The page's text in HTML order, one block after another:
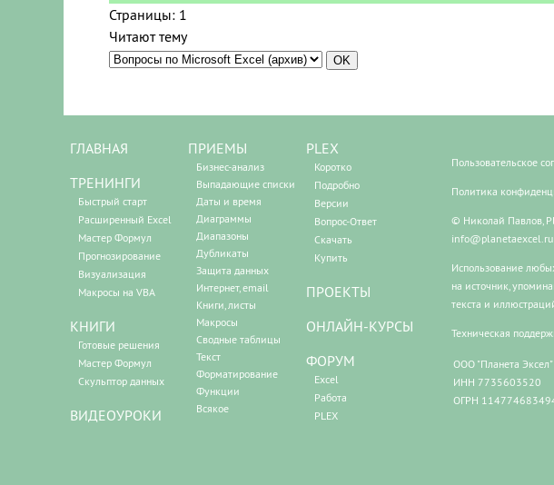
Страницы: 1
Читают тему
ГЛАВНАЯ
ТРЕНИНГИ
Быстрый старт
Расширенный Excel
Мастер Формул
Прогнозирование
Визуализация
Макросы на VBA
КНИГИ
Готовые решения
Мастер Формул
Скульптор данных
ВИДЕОУРОКИ
ПРИЕМЫ
Бизнес-анализ
Выпадающие списки
Даты и время
Диаграммы
Диапазоны
Дубликаты
Защита данных
Интернет, email
Книги, листы
Макросы
Сводные таблицы
Текст
Форматирование
Функции
Всякое
PLEX
Коротко
Подробно
Версии
Вопрос-Ответ
Скачать
Купить
ПРОЕКТЫ
ОНЛАЙН-КУРСЫ
ФОРУМ
Excel
Работа
PLEX
Пользовательское
Политика
© Николай Павлов,
info@planetaexcel.ru
Использование
на источник,
текста и
Техническая
ООО "Планета Эксел"
ИНН 7735603520
ОГРН